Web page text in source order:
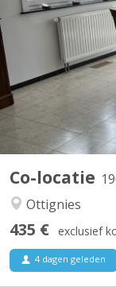
Co-locatie
Ottignies
435 € exclusief
4 dagen geleden
Luxe gedeeld
volledig
ruime
Louvain-la-